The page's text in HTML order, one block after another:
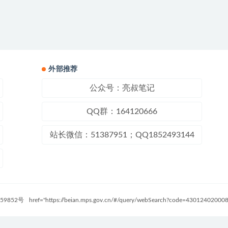
外部推荐
公众号：亮叔笔记
QQ群：164120666
站长微信：51387951；QQ1852493144
号 href="https://beian.mps.gov.cn/#/query/